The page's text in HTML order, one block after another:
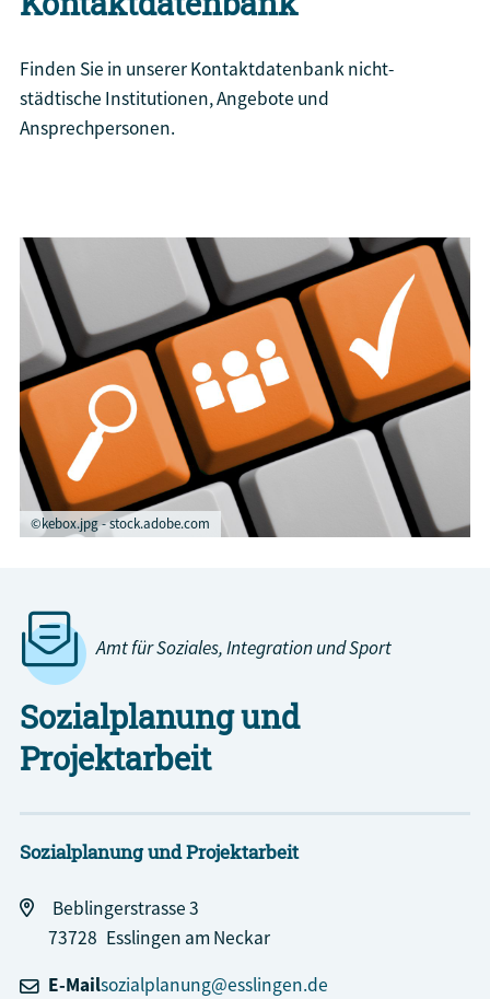
Finden Sie in unserer Kontaktdatenbank nicht-
städtische Institutionen, Angebote und
Ansprechpersonen.
©kebox.jpg - stock.adobe.com
Amt für Soziales, Integration und Sport
Sozialplanung und
Projektarbeit
Sozialplanung und Projektarbeit
Beblingerstrasse 3
73728 Esslingen am Neckar
E-Mailsozialplanung@esslingen.de